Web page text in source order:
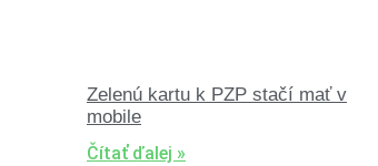
Zelenú kartu k PZP stačí mať v
mobile
Čítať ďalej »